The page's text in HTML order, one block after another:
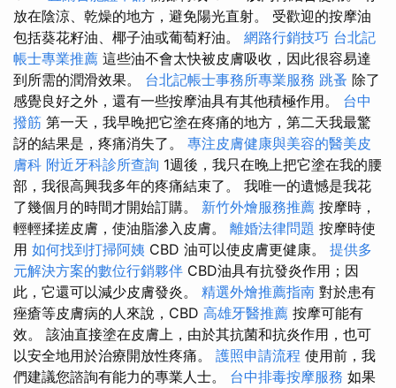
放在陰涼、乾燥的地方，避免陽光直射。 受歡迎的按摩油
包括葵花籽油、椰子油或葡萄籽油。 網路行銷技巧 台北記
帳士專業推薦 這些油不會太快被皮膚吸收，因此很容易達
到所需的潤滑效果。 台北記帳士事務所專業服務 跳蚤 除了
感覺良好之外，還有一些按摩油具有其他積極作用。 台中
撥筋 第一天，我早晚把它塗在疼痛的地方，第二天我最驚
訝的結果是，疼痛消失了。 專注皮膚健康與美容的醫美皮
膚科 附近牙科診所查詢 1週後，我只在晚上把它塗在我的腰
部，我很高興我多年的疼痛結束了。 我唯一的遺憾是我花
了幾個月的時間才開始訂購。 新竹外燴服務推薦 按摩時，
輕輕揉搓皮膚，使油脂滲入皮膚。 離婚法律問題 按摩時使
用 如何找到打掃阿姨 CBD 油可以使皮膚更健康。 提供多
元解決方案的數位行銷夥伴 CBD油具有抗發炎作用；因
此，它還可以減少皮膚發炎。 精選外燴推薦指南 對於患有
痤瘡等皮膚病的人來說，CBD 高雄牙醫推薦 按摩可能有
效。 該油直接塗在皮膚上，由於其抗菌和抗炎作用，也可
以安全地用於治療開放性疼痛。 護照申請流程 使用前，我
們建議您諮詢有能力的專業人士。 台中排毒按摩服務 如果